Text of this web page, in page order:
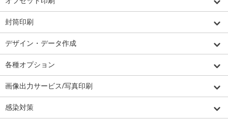
封筒印刷
デザイン・データ作成
各種オプション
画像出力サービス/写真印刷
感染対策